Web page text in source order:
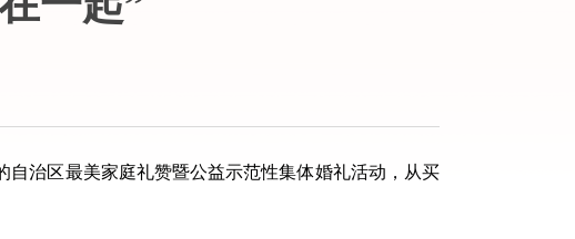
治区最美家庭礼赞暨公益示范性集体婚礼活动，从买